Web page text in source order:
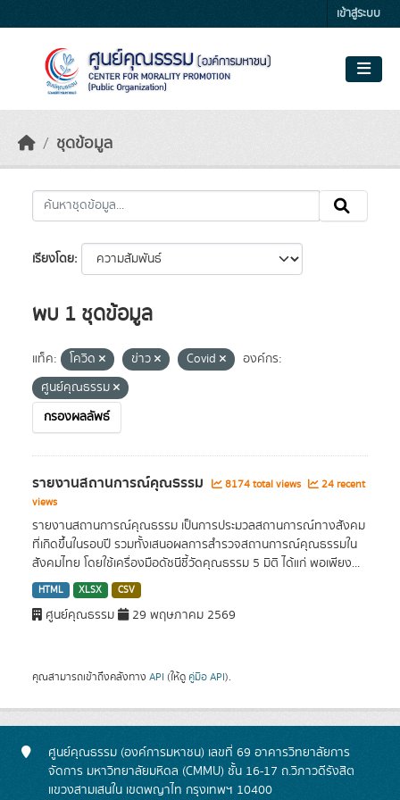
เข้าสู่ระบบ
ชุดข้อมูล
เรียงโดย
พบ 1 ชุดข้อมูล
แท็ค: โควิด ข่าว Covid
องค์กร:
ศูนย์คุณธรรม
กรองผลลัพธ์
รายงานสถานการณ์คุณธรรม 8174 total views
24 recent
views
รายงานสถานการณ์คุณธรรม เป็นการประมวลสถานการณ์ทางสังคม
ที่เกิดขึ้นในรอบปี รวมทั้งเสนอผลการสำรวจสถานการณ์คุณธรรมใน
สังคมไทย โดยใช้เครื่องมือดัชนีชี้วัดคุณธรรม 5 มิติ ได้แก่ พอเพียง...
HTML XLSX CSV
ศูนย์คุณธรรม 29 พฤษภาคม 2569
คุณสามารถเข้าถึงคลังทาง API (ให้ดู คู่มือ API).
ศูนย์คุณธรรม (องค์การมหาชน) เลขที่ 69 อาคารวิทยาลัยการ
จัดการ มหาวิทยาลัยมหิดล (CMMU) ชั้น 16-17 ถ.วิภาวดีรังสิต
แขวงสามเสนใน เขตพญาไท กรุงเทพฯ 10400